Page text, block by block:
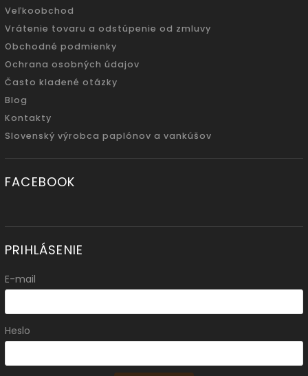
Veľkoobchod
Vrátenie tovaru a odstúpenie od zmluvy
Obchodné podmienky
Ochrana osobných údajov
Často kladené otázky
Blog
Kontakty
Slovenský výrobca paplónov a vankúšov
FACEBOOK
PRIHLÁSENIE
E-mail
Heslo